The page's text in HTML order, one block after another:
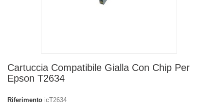
Cartuccia Compatibile Gialla Con Chip Per
Epson T2634
Riferimento icT2634